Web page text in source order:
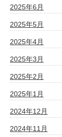
2025年6月
2025年5月
2025年4月
2025年3月
2025年2月
2025年1月
2024年12月
2024年11月